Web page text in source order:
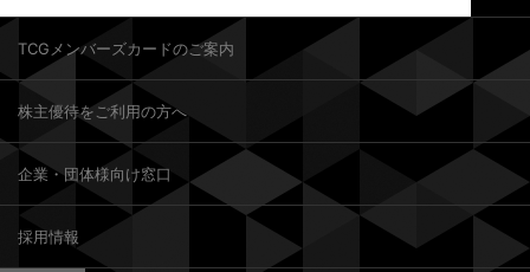
TCGメンバーズカードのご案内
株主優待をご利用の方へ
企業・団体様向け窓口
採用情報